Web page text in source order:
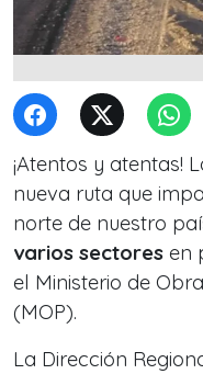
¡Atentos y atentas!
nueva ruta que
norte de nuestro
varios sectores en
el Ministerio de
(MOP).
La Dirección